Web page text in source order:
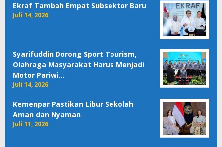
Ekraf Tambah Empat Subsektor Baru
Juli 14, 2026
Syarifuddin Dorong Sport Tourism,
Olahraga Masyarakat Harus Menjadi
Motor Pariwi…
Juli 14, 2026
Kemenpar Pastikan Libur Sekolah
Aman dan Nyaman
Juli 11, 2026